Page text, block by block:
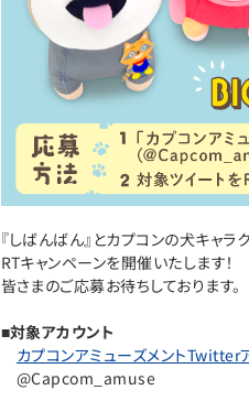
『しばんばん』とカプコンの犬キャ
RTキャンペーンを開催いたします！
皆さまのご応募お待ちしております。
■対象アカウント
カプコンアミューズメントTwitter
@Capcom_amuse